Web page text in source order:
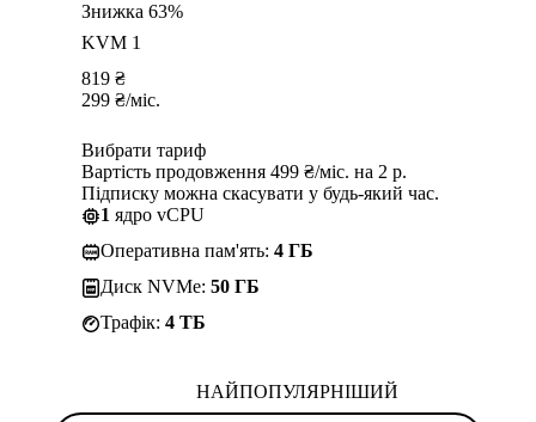
Знижка 63%
KVM 1
819 ₴
299 ₴/міс.
Вибрати тариф
Вартість продовження 499 ₴/міс. на 2 р.
Підписку можна скасувати у будь-який час.
1 ядро vCPU
Оперативна пам'ять: 4 ГБ
Диск NVMe: 50 ГБ
Трафік: 4 TБ
НАЙПОПУЛЯРНІШИЙ